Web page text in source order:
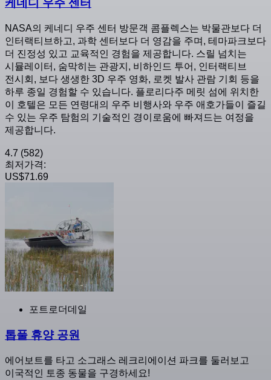
케네디 우주 센터
NASA의 케네디 우주 센터 방문객 콤플렉스는 박물관보다 더
인터랙티브하고, 과학 센터보다 더 영감을 주며, 테마파크보다
더 진정성 있고 교육적인 경험을 제공합니다. 스릴 넘치는
시뮬레이터, 숨막히는 관광지, 비하인드 투어, 인터랙티브
전시회, 보다 생생한 3D 우주 영화, 로켓 발사 관람 기회 등을
하루 종일 경험할 수 있습니다. 플로리다주 메릿 섬에 위치한
이 호텔은 모든 연령대의 우주 비행사와 우주 애호가들이 즐길
수 있는 우주 탐험의 기술적인 경이로움에 빠져드는 여정을
제공합니다.
4.7 (582)
최저가격:
US$71.69
포트로더데일
톱풀 휴양 공원
에어보트를 타고 소그래스 레크리에이션 파크를 둘러보고
이국적인 토종 동물을 구경하세요!